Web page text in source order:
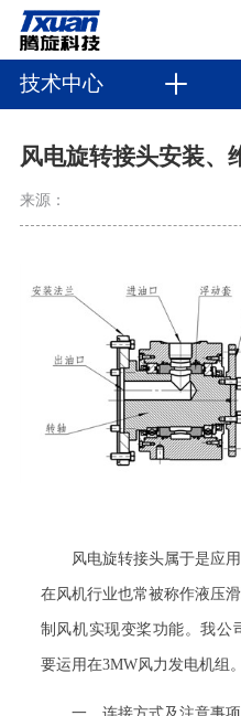
技术中心
风电旋转接头安装、
来源：
风电旋转接头属于是应
在风机行业也常被称作液压
制风机实现变桨功能。我公
要运用在3MW风力发电机组。